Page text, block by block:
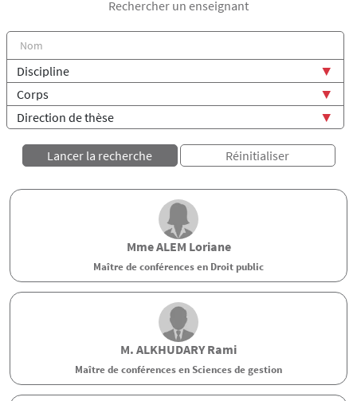
Rechercher un enseignant
MmeALEM Loriane
Maître de conférences en Droit public
M. ALKHUDARYRami
Maître de conférences en Sciences de gestion